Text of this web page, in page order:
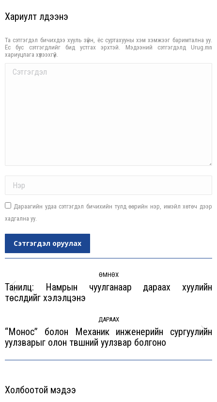
Хариулт үлдээнэ үү
Та сэтгэгдэл бичихдээ хууль зүйн, ёс суртахууны хэм хэмжээг баримтална уу.
Ёс бус сэтгэгдлийг бид устгах эрхтэй. Мэдээний сэтгэгдэлд Urug.mn
хариуцлага хүлээхгүй.
Comment
Дараагийн удаа сэтгэгдэл бичихийн тулд өөрийн нэр, имэйл хөтөч дээр
хадгална уу.
Сэтгэгдэл оруулах
ӨМНӨХ
Previous
Танилц: Намрын чуулганаар дараах хуулийн
төслүүдийг хэлэлцэнэ
ДАРААХ
Next
“Монос” болон Механик инженерийн сургуулийн
уулзварыг олон түвшний уулзвар болгоно
Холбоотой мэдээ